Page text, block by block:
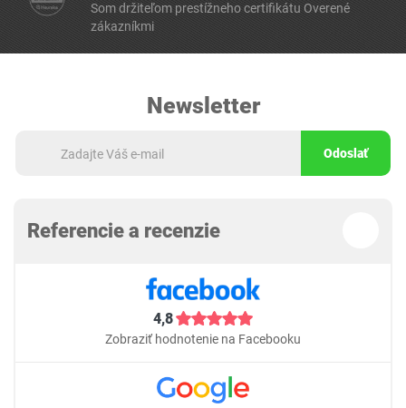
Som držiteľom prestížneho certifikátu Overené
zákazníkmi
Newsletter
Odoslať
Referencie a recenzie
4,8
Zobraziť hodnotenie na Facebooku